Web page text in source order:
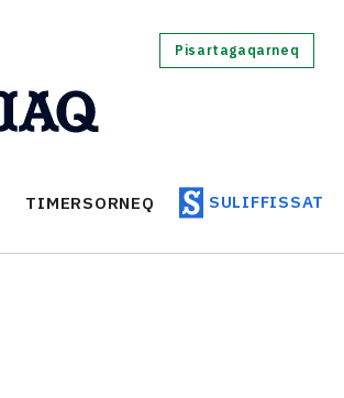
Pisartagaqarneq
TIMERSORNEQ SULIFFISSAT